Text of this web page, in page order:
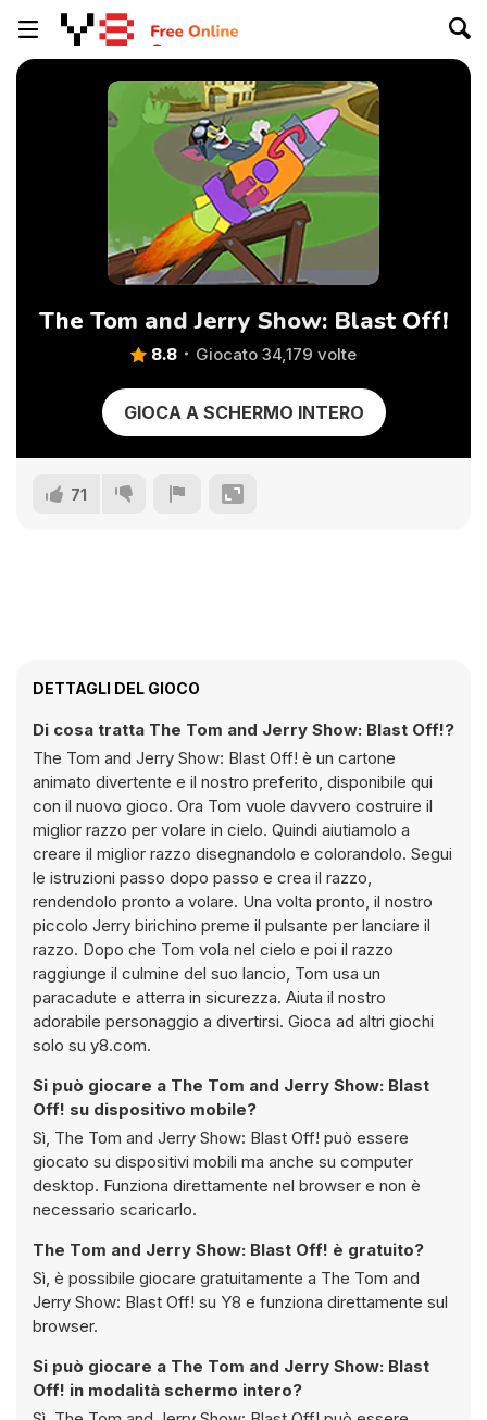
The Tom and Jerry Show: Blast Off!
8.8 Giocato 34,179 volte
GIOCA A SCHERMO INTERO
71
DETTAGLI DEL GIOCO
Di cosa tratta The Tom and Jerry Show: Blast Off!?
The Tom and Jerry Show: Blast Off! è un cartone
animato divertente e il nostro preferito, disponibile qui
con il nuovo gioco. Ora Tom vuole davvero costruire il
miglior razzo per volare in cielo. Quindi aiutiamolo a
creare il miglior razzo disegnandolo e colorandolo. Segui
le istruzioni passo dopo passo e crea il razzo,
rendendolo pronto a volare. Una volta pronto, il nostro
piccolo Jerry birichino preme il pulsante per lanciare il
razzo. Dopo che Tom vola nel cielo e poi il razzo
raggiunge il culmine del suo lancio, Tom usa un
paracadute e atterra in sicurezza. Aiuta il nostro
adorabile personaggio a divertirsi. Gioca ad altri giochi
solo su y8.com.
Si può giocare a The Tom and Jerry Show: Blast
Off! su dispositivo mobile?
Sì, The Tom and Jerry Show: Blast Off! può essere
giocato su dispositivi mobili ma anche su computer
desktop. Funziona direttamente nel browser e non è
necessario scaricarlo.
The Tom and Jerry Show: Blast Off! è gratuito?
Sì, è possibile giocare gratuitamente a The Tom and
Jerry Show: Blast Off! su Y8 e funziona direttamente sul
browser.
Si può giocare a The Tom and Jerry Show: Blast
Off! in modalità schermo intero?